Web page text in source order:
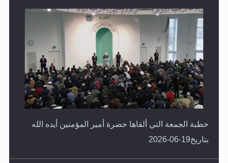
خطبة الجمعة التي ألقاها حضرة أمير المؤمنين أيده الله